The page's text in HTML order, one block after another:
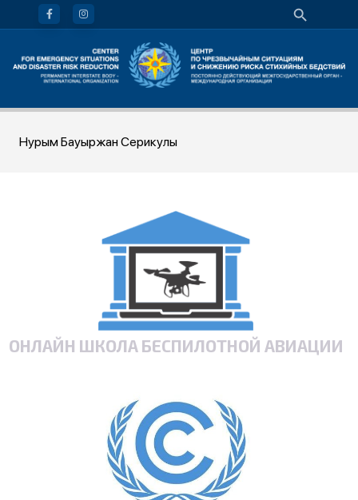
Нурым Бауыржан Серикулы
ОНЛАЙН ШКОЛА БЕСПИЛОТНОЙ АВИАЦИИ